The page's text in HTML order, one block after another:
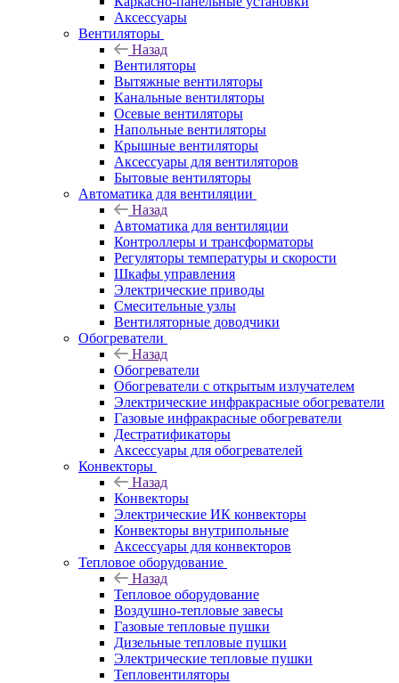
Аксессуары
Вентиляторы
Назад
Вентиляторы
Вытяжные вентиляторы
Канальные вентиляторы
Осевые вентиляторы
Напольные вентиляторы
Крышные вентиляторы
Аксессуары для вентиляторов
Бытовые вентиляторы
Автоматика для вентиляции
Назад
Автоматика для вентиляции
Контроллеры и трансформаторы
Регуляторы температуры и скорости
Шкафы управления
Электрические приводы
Смесительные узлы
Вентиляторные доводчики
Обогреватели
Назад
Обогреватели
Обогреватели с открытым излучателем
Электрические инфракрасные обогреватели
Газовые инфракрасные обогреватели
Дестратификаторы
Аксессуары для обогревателей
Конвекторы
Назад
Конвекторы
Электрические ИК конвекторы
Конвекторы внутрипольные
Аксессуары для конвекторов
Тепловое оборудование
Назад
Тепловое оборудование
Воздушно-тепловые завесы
Газовые тепловые пушки
Дизельные тепловые пушки
Электрические тепловые пушки
Тепловентиляторы